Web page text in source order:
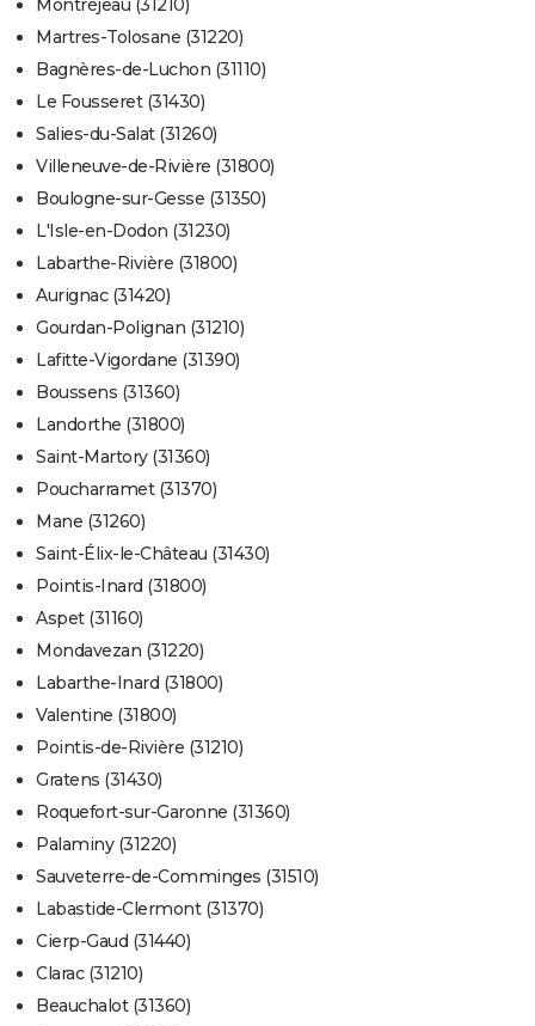
Montréjeau (31210)
Martres-Tolosane (31220)
Bagnères-de-Luchon (31110)
Le Fousseret (31430)
Salies-du-Salat (31260)
Villeneuve-de-Rivière (31800)
Boulogne-sur-Gesse (31350)
L'Isle-en-Dodon (31230)
Labarthe-Rivière (31800)
Aurignac (31420)
Gourdan-Polignan (31210)
Lafitte-Vigordane (31390)
Boussens (31360)
Landorthe (31800)
Saint-Martory (31360)
Poucharramet (31370)
Mane (31260)
Saint-Élix-le-Château (31430)
Pointis-Inard (31800)
Aspet (31160)
Mondavezan (31220)
Labarthe-Inard (31800)
Valentine (31800)
Pointis-de-Rivière (31210)
Gratens (31430)
Roquefort-sur-Garonne (31360)
Palaminy (31220)
Sauveterre-de-Comminges (31510)
Labastide-Clermont (31370)
Cierp-Gaud (31440)
Clarac (31210)
Beauchalot (31360)